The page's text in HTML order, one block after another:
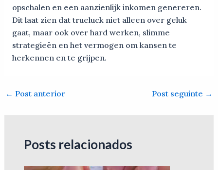
opschalen en een aanzienlijk inkomen genereren.
Dit laat zien dat trueluck niet alleen over geluk
gaat, maar ook over hard werken, slimme
strategieën en het vermogen om kansen te
herkennen en te grijpen.
← Post anterior Post seguinte →
Posts relacionados